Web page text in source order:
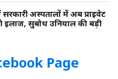
सरकारी अस्पतालों में अब प्राइवेट
इलाज, सुबोध उनियाल की बड़ी
Page